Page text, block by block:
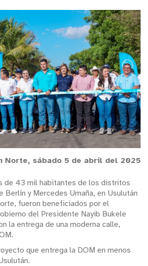
Norte, sábado 5 de abril del 2025
de 43 mil habitantes de los distritos
Berlín y Mercedes Umaña, en Usulután
fueron beneficiados por el
del Presidente Nayib Bukele
la entrega de una moderna calle,
que entrega la DOM en menos